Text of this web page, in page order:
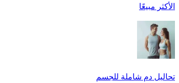
الأكثر مبيعًا
تحاليل دم شاملة للجسم